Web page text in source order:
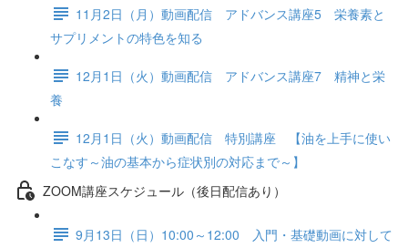
11月2日（月）動画配信 アドバンス講座5 栄養素と
サプリメントの特色を知る
12月1日（火）動画配信 アドバンス講座7 精神と栄
養
12月1日（火）動画配信 特別講座 【油を上手に使い
こなす～油の基本から症状別の対応まで～】
ZOOM講座スケジュール（後日配信あり）
9月13日（日）10:00～12:00 入門・基礎動画に対して